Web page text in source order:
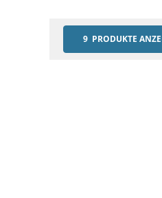
9 PRODUKTE